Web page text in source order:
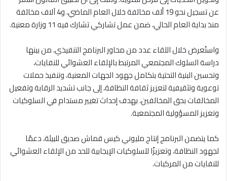
عن تسجيل نحو 19 ألف مخالفة خلال العام الماضي، و4 آلاف مخالفة
منذ بداية العام الحالي، ضمن عمل تشاركي تشارك فيه 11 وزارة معنية.
واستُعرض خلال اللقاء عدد من محاور البرنامج التنفيذي، من بينها
دراسة السلوك المجتمعي المرتبط بالإلقاء العشوائي للنفايات،
وتحسين البنية التحتية بتكامل جهود الجهات المعنية، وتنفيذ حملات
توعوية وتثقيفية لتعزيز ثقافة النظافة، إلى جانب تشديد الرقابة وتفعيل
المخالفات بحق المخالفين، بهدف إحداث تغيير مستدام في السلوكيات
وتعزيز المسؤولية المجتمعية.
كما يتضمن البرنامج إنتاج مليوني كيس قماش صديق للبيئة، دعمًا
لجهود النظافة، وتعزيزًا للسلوكيات الإيجابية للحد من الإلقاء العشوائي
للنفايات من المركبات.